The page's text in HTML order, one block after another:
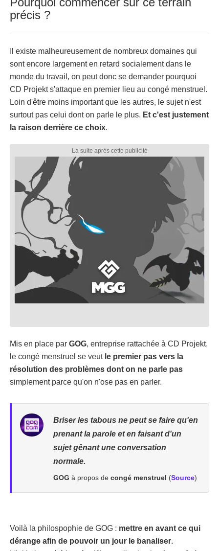
précis ?
Il existe malheureusement de nombreux domaines qui
sont encore largement en retard socialement dans le
monde du travail, on peut donc se demander pourquoi
CD Projekt s'attaque en premier lieu au congé menstruel.
Loin d'être moins important que les autres, le sujet n'est
surtout pas celui dont on parle le plus. Et c'est justement
la raison derrière ce choix.
Mis en place par GOG, entreprise rattachée à CD Projekt,
le congé menstruel se veutle premier pas vers la
résolution des problèmes dont on ne parle pas
simplement parce qu'on n'ose pas en parler.
Briser les tabous ne peut se faire qu'en
prenant la parole et en faisant d'un
sujet gênant une conversation
normale.
GOG à propos de congé menstruel (Source)
Voilà la philospophie de GOG : mettre en avant ce qui
dérange afin de pouvoir un jour le banaliser.